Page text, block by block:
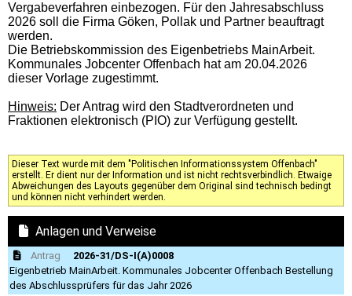
Vergabeverfahren einbezogen. Für den Jahresabschluss
2026 soll die Firma Göken, Pollak und Partner beauftragt
werden.
Die Betriebskommission des Eigenbetriebs MainArbeit.
Kommunales Jobcenter Offenbach hat am 20.04.2026
dieser Vorlage zugestimmt.
Hinweis: Der Antrag wird den Stadtverordneten und
Fraktionen elektronisch (PIO) zur Verfügung gestellt.
Dieser Text wurde mit dem "Politischen Informationssystem Offenbach"
erstellt. Er dient nur der Information und ist nicht rechtsverbindlich. Etwaige
Abweichungen des Layouts gegenüber dem Original sind technisch bedingt
und können nicht verhindert werden.
Anlagen und Verweise
Antrag
2026-31/DS-I(A)0008
Eigenbetrieb MainArbeit. Kommunales Jobcenter Offenbach Bestellung
des Abschlussprüfers für das Jahr 2026